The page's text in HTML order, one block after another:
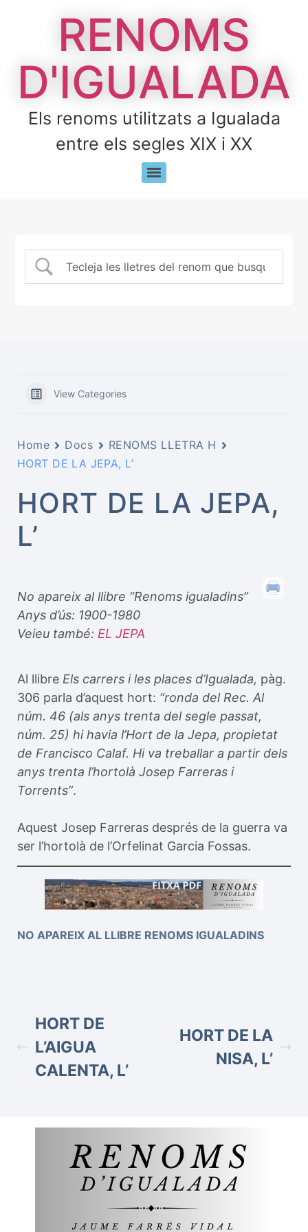
RENOMS
D'IGUALADA
Els renoms utilitzats a Igualada
entre els segles XIX i XX
View Categories
Home Docs
RENOMS LLETRA H
HORT DE LA JEPA, L’
HORT DE LA JEPA,
L’
No apareix al llibre “Renoms igualadins”
Anys d’ús: 1900-1980
Veieu també: EL JEPA
Al llibre Els carrers i les places d’Igualada, pàg.
306 parla d’aquest hort: “ronda del Rec. Al
núm. 46 (als anys trenta del segle passat,
núm. 25) hi havia l’Hort de la Jepa, propietat
de Francisco Calaf. Hi va treballar a partir dels
anys trenta l’hortolà Josep Farreras i
Torrents”.
Aquest Josep Farreras després de la guerra va
ser l’hortolà de l’Orfelinat Garcia Fossas.
NO APAREIX AL LLIBRE RENOMS IGUALADINS
HORT DE
L’AIGUA
CALENTA, L’
HORT DE LA
NISA, L’